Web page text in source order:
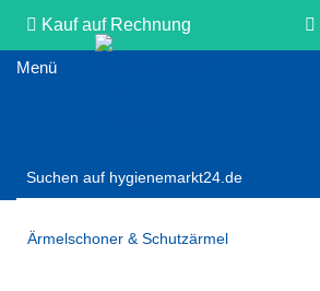
Kauf auf Rechnung
Ärmelschoner & Schutzärmel